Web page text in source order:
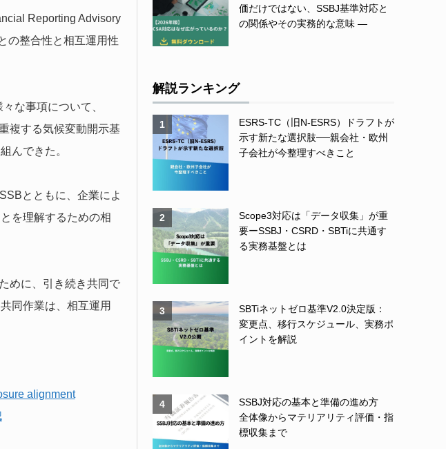
Reporting Advisory
の整合性と相互運用性
な事項について、
複する気候変動開示基
んできた。
とともに、企業によ
を理解するための相
めに、引き続き共同で
同作業は、相互運用
alignment
価だけではない、SSBJ基準対応と
の関係やその実務的な意味 ―
解説ランキング
1
ESRS-TC（旧N-ESRS）ドラフトが
示す新たな選択肢──親会社・欧州
子会社が今整理すべきこと
2
Scope3対応は「データ収集」が重
要ーSSBJ・CSRD・SBTiに共通す
る実務基盤とは
3
SBTiネットゼロ基準V2.0決定版：
変更点、移行スケジュール、実務ポ
イントを解説
4
SSBJ対応の基本と準備の進め方
全体像からマテリアリティ評価・指
標収集まで